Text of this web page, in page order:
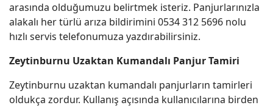
arasında olduğumuzu belirtmek isteriz. Panjurlarınızla
alakalı her türlü arıza bildirimini 0534 312 5696 nolu
hızlı servis telefonumuza yazdırabilirsiniz.
Zeytinburnu Uzaktan Kumandalı Panjur Tamiri
Zeytinburnu uzaktan kumandalı panjurların tamirleri
oldukça zordur. Kullanış açısında kullanıcılarına birden